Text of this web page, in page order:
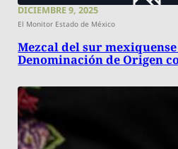
DICIEMBRE 9, 2025
El Monitor Estado de México
Mezcal del sur
Denominación de Origen